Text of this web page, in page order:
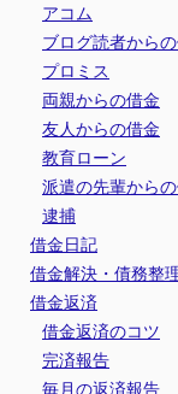
アコム
ブログ読者から
プロミス
両親からの借金
友人からの借金
教育ローン
派遣の先輩から
逮捕
借金日記
借金解決・債務整
借金返済
借金返済のコツ
完済報告
毎月の返済報告